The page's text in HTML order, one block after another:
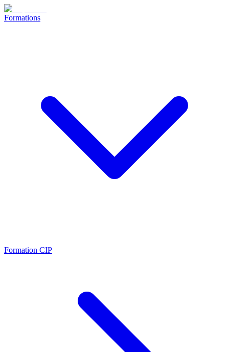
Formations
Formation CIP